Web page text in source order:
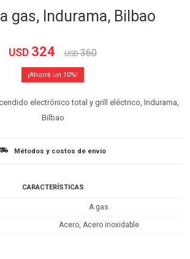
gas, Indurama, Bilbao
USD 324 USD 360
10
electrónico total y grill eléctrico, Indurama,
Bilbao
Métodos y costos de envío
CARACTERÍSTICAS
A gas
Acero, Acero inoxidable